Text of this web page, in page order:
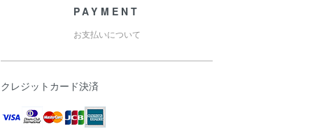
PAYMENT
お支払いについて
クレジットカード決済